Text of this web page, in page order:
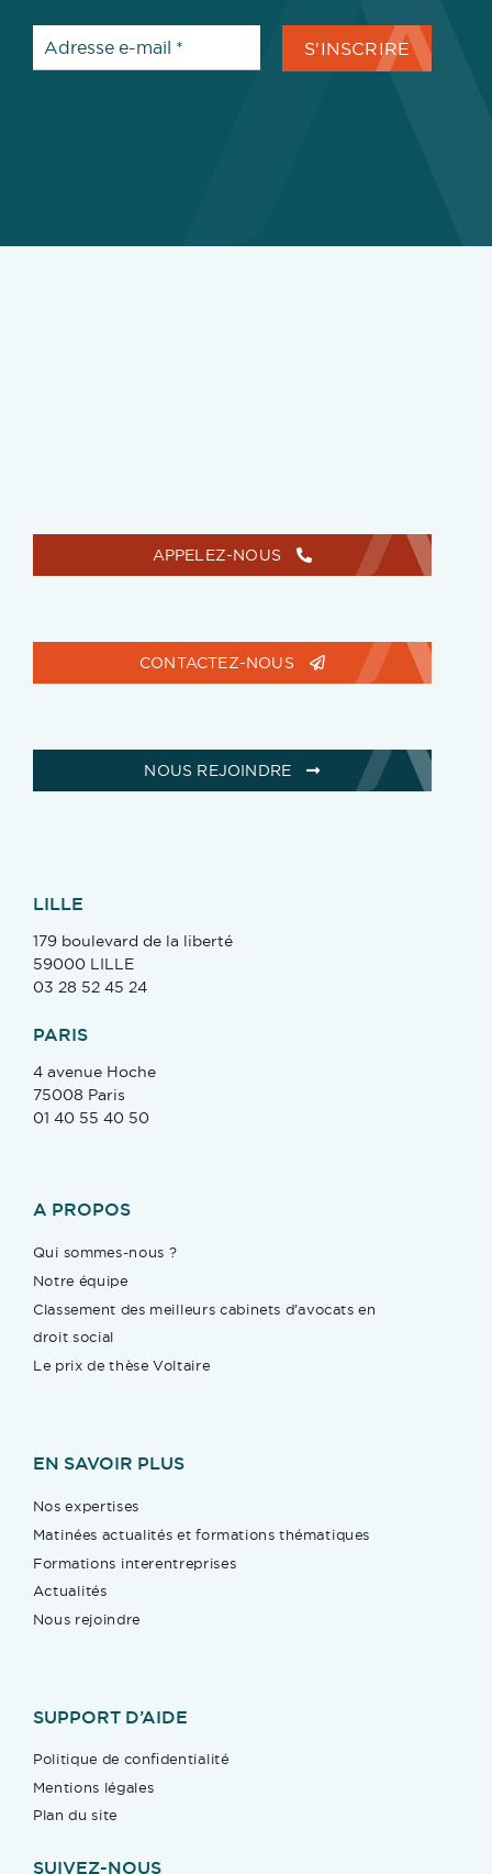
APPELEZ-NOUS
CONTACTEZ-NOUS
NOUS REJOINDRE
LILLE
179 boulevard de la liberté
59000 LILLE
03 28 52 45 24
PARIS
4 avenue Hoche
75008 Paris
01 40 55 40 50
A PROPOS
Qui sommes-nous ?
Notre équipe
Classement des meilleurs cabinets d’avocats en
droit social
Le prix de thèse Voltaire
EN SAVOIR PLUS
Nos expertises
Matinées actualités et formations thématiques
Formations interentreprises
Actualités
Nous rejoindre
SUPPORT D’AIDE
Politique de confidentialité
Mentions légales
Plan du site
SUIVEZ-NOUS